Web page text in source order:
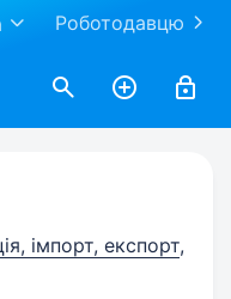
Роботодавцю
імпорт, експорт,